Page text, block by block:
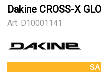
Dakine CROSS-X
Art. D10001141